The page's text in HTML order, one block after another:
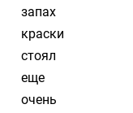
запах
краски
стоял
еще
очень